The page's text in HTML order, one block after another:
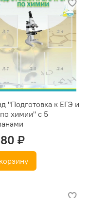
"Подготовка к ЕГЭ и
химии" с 5
₽